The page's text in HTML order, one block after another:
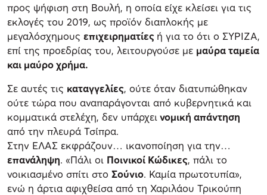
προς ψήφιση στη Βουλή, η οποία είχε κλείσει για τις
εκλογές του 2019, ως προϊόν διαπλοκής με
μεγαλόσχημους επιχειρηματίες ή για το ότι ο ΣΥΡΙΖΑ,
επί της προεδρίας του, λειτουργούσε με μαύρα ταμεία
και μαύρο χρήμα.
Σε αυτές τις καταγγελίες, ούτε όταν διατυπώθηκαν
ούτε τώρα που αναπαράγονται από κυβερνητικά και
κομματικά στελέχη, δεν υπάρχεινομική απάντηση
από την πλευρά Τσίπρα.
Στην ΕΛΑΣ εκφράζουν… ικανοποίηση για την…
επανάληψη. «Πάλι οι Ποινικοί Κώδικες, πάλι το
νοικιασμένο σπίτι στο Σούνιο. Καμία πρωτοτυπία»,
ενώ η άρτια αφιχθείσα από τη Χαριλάου Τρικούπη